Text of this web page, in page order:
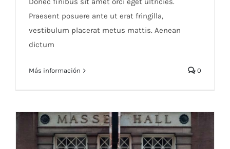
Praesent posuere ante ut erat fringilla,
vestibulum placerat metus mattis. Aenean
dictum
Más información 0